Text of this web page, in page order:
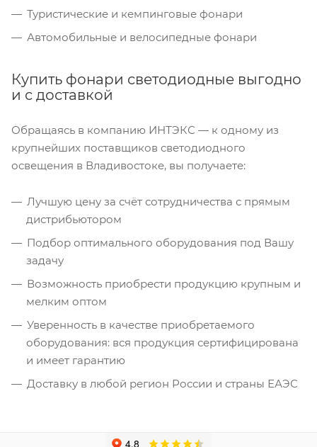
Туристические и кемпинговые фонари
Автомобильные и велосипедные фонари
Купить фонари светодиодные выгодно
и с доставкой
Обращаясь в компанию ИНТЭКС — к одному из
крупнейших поставщиков светодиодного
освещения в Владивостоке, вы получаете:
Лучшую цену за счёт сотрудничества с прямым
дистрибьютором
Подбор оптимального оборудования под Вашу
задачу
Возможность приобрести продукцию крупным и
мелким оптом
Уверенность в качестве приобретаемого
оборудования: вся продукция сертифицирована
и имеет гарантию
Доставку в любой регион России и страны ЕАЭС